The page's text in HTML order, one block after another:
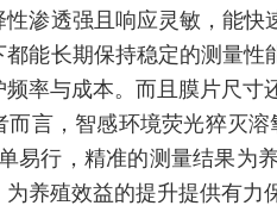
渗透强且响应灵敏，能
能长期保持稳定的测量
率与成本。而且膜片尺寸
言，智感环境荧光猝灭
易行，精准的测量结果为
养殖效益的提升提供有力